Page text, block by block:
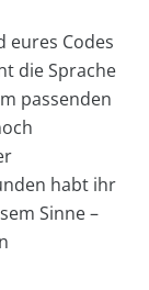
eures Codes
die Sprache
passenden
habt ihr
Sinne –